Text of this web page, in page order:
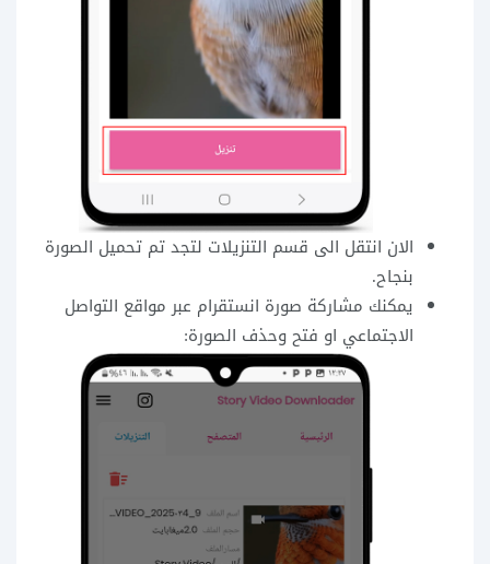
الان انتقل الى قسم التنزيلات لتجد تم تحميل الصورة
بنجاح.
يمكنك مشاركة صورة انستقرام عبر مواقع التواصل
الاجتماعي او فتح وحذف الصورة: